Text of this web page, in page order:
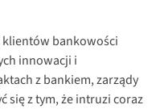
klientów bankowości
innowacji i
z bankiem, zarządy
się z tym, że intruzi coraz